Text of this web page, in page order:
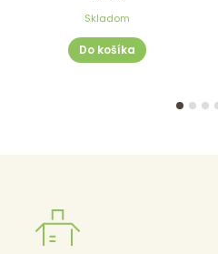
Skladom
Do košíka